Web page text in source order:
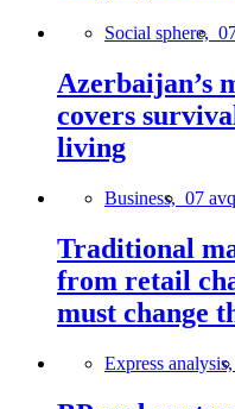
Social sphere,
Azerbaijan’s
covers
living
Business, 07
Traditional
from retail
must change
Express analysis,